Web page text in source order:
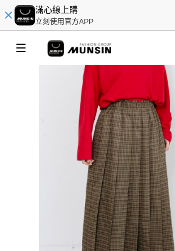
滿心線上購
立刻使用官方APP